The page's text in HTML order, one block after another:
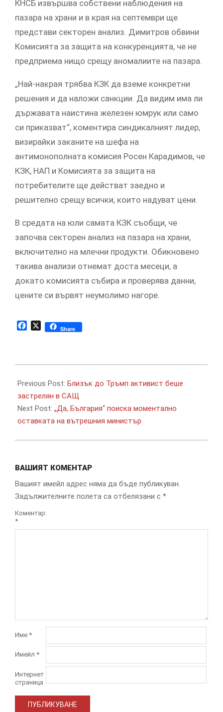
КНСБ извършва собствени наблюдения на
пазара на храни и в края на септември ще
представи секторен анализ. Димитров обвини
Комисията за защита на конкуренцията, че не
предприема нищо срещу аномалиите на пазара.
„Най-накрая трябва КЗК да вземе конкретни
решения и да наложи санкции. Да видим има ли
държавата наистина железен юмрук или само
си приказват“, коментира синдикалният лидер,
визирайки заканите на шефа на
антимонополната комисия Росен Карадимов, че
КЗК, НАП и Комисията за защита на
потребителите ще действат заедно и
решително срещу всички, които надуват цени.
В средата на юли самата КЗК съобщи, че
започва секторен анализ на пазара на храни,
включително на млечни продукти. Обикновено
такива анализи отнемат доста месеци, а
докато комисията събира и проверява данни,
цените си вървят неумолимо нагоре.
Facebook
X Share
09-
11
Previous Post: Близък до Тръмп активист беше
застрелян в САЩ
Next Post: „Да, България“ поиска моментално
оставката на вътрешния министър
ВАШИЯТ КОМЕНТАР
Вашият имейл адрес няма да бъде публикуван.
Задължителните полета са отбелязани с *
Коментар:
*
Име *
Имейл *
Интернет
страница